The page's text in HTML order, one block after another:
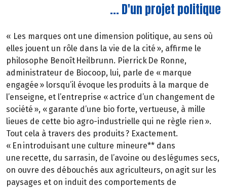
... D'un projet politique
« Les marques ont une dimension politique, au sens où
elles jouent un rôle dans la vie de la cité », affirme le
philosophe Benoît Heilbrunn. Pierrick De Ronne,
administrateur de Biocoop, lui, parle de « marque
engagée » lorsqu’il évoque les produits à la marque de
l’enseigne, et l’entreprise « actrice d’un changement de
société », « garante d’une bio forte, vertueuse, à mille
lieues de cette bio agro-industrielle qui ne règle rien ».
Tout cela à travers des produits ? Exactement.
« En introduisant une culture mineure** dans
une recette, du sarrasin, de l’avoine ou des légumes secs,
on ouvre des débouchés aux agriculteurs, on agit sur les
paysages et on induit des comportements de